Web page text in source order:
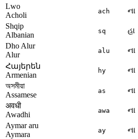
Lwo
Acholi
ach ના
Shqip
Albanian
sq હા
Dho Alur
Alur
alu ના
Հայերեն
Armenian
hy ના
অসমীয়া
Assamese
as ના
अवधी
Awadhi
awa ના
Aymar aru
Aymara
ay ના